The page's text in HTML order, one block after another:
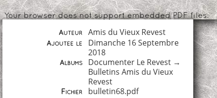
Your browser does not support embedded PDF files.
Auteur Amis du Vieux Revest
Ajoutée le
Dimanche 16 Septembre
2018
Albums Documenter Le Revest→
Bulletins Amis du Vieux
Revest
Fichier bulletin68.pdf